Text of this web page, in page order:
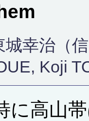
城幸治（
Koji
に高山